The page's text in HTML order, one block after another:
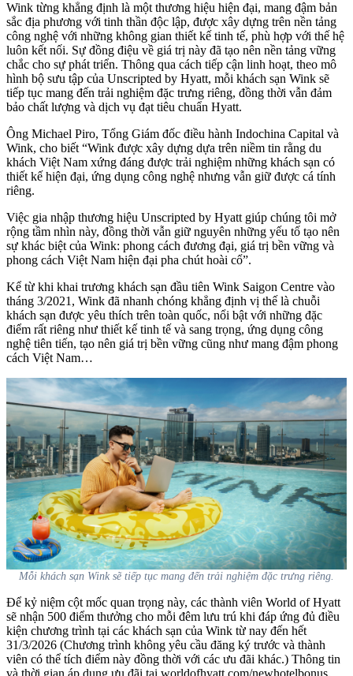
Wink từng khẳng định là một thương hiệu hiện đại, mang đậm bản
sắc địa phương với tinh thần độc lập, được xây dựng trên nền tảng
công nghệ với những không gian thiết kế tinh tế, phù hợp với thế hệ
luôn kết nối. Sự đồng điệu về giá trị này đã tạo nên nền tảng vững
chắc cho sự phát triển. Thông qua cách tiếp cận linh hoạt, theo mô
hình bộ sưu tập của Unscripted by Hyatt, mỗi khách sạn Wink sẽ
tiếp tục mang đến trải nghiệm đặc trưng riêng, đồng thời vẫn đảm
bảo chất lượng và dịch vụ đạt tiêu chuẩn Hyatt.
Ông Michael Piro, Tổng Giám đốc điều hành Indochina Capital và
Wink, cho biết “Wink được xây dựng dựa trên niềm tin rằng du
khách Việt Nam xứng đáng được trải nghiệm những khách sạn có
thiết kế hiện đại, ứng dụng công nghệ nhưng vẫn giữ được cá tính
riêng.
Việc gia nhập thương hiệu Unscripted by Hyatt giúp chúng tôi mở
rộng tầm nhìn này, đồng thời vẫn giữ nguyên những yếu tố tạo nên
sự khác biệt của Wink: phong cách đương đại, giá trị bền vững và
phong cách Việt Nam hiện đại pha chút hoài cổ”.
Kể từ khi khai trương khách sạn đầu tiên Wink Saigon Centre vào
tháng 3/2021, Wink đã nhanh chóng khẳng định vị thế là chuỗi
khách sạn được yêu thích trên toàn quốc, nổi bật với những đặc
điểm rất riêng như thiết kế tinh tế và sang trọng, ứng dụng công
nghệ tiên tiến, tạo nên giá trị bền vững cũng như mang đậm phong
cách Việt Nam…
Mỗi khách sạn Wink sẽ tiếp tục mang đến trải nghiệm đặc trưng riêng.
Để kỷ niệm cột mốc quan trọng này, các thành viên World of Hyatt
sẽ nhận 500 điểm thưởng cho mỗi đêm lưu trú khi đáp ứng đủ điều
kiện chương trình tại các khách sạn của Wink từ nay đến hết
31/3/2026 (Chương trình không yêu cầu đăng ký trước và thành
viên có thể tích điểm này đồng thời với các ưu đãi khác.) Thông tin